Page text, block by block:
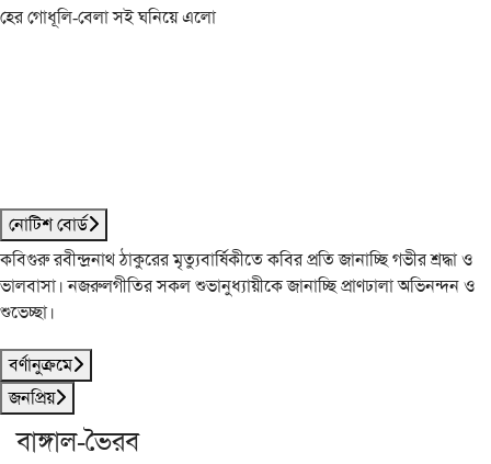
হের গোধূলি-বেলা সই ঘনিয়ে এলো
নোটিশ বোর্ড
কবিগুরু রবীন্দ্রনাথ ঠাকুরের মৃত্যুবার্ষিকীতে কবির প্রতি জানাচ্ছি গভীর শ্রদ্ধা ও
ভালবাসা। নজরুলগীতির সকল শুভানুধ্যায়ীকে জানাচ্ছি প্রাণঢালা অভিনন্দন ও
শুভেচ্ছা।
বর্ণানুক্রমে
জনপ্রিয়
বাঙ্গাল-ভৈরব